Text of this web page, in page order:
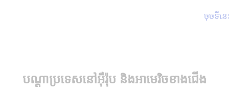
ចុចទីន
បណ្តាប្រទេសនៅអ៊ឺរ៉ុប និងអាមេរិចខាងជើង